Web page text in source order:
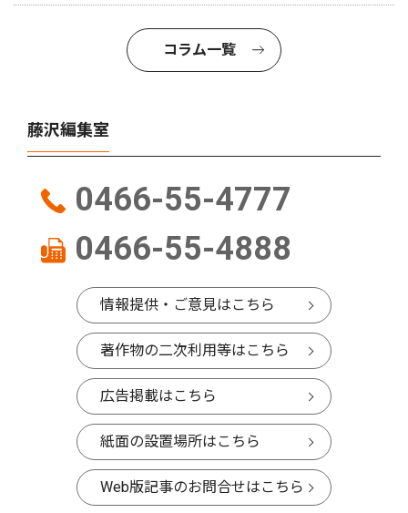
コラム一覧
藤沢編集室
0466-55-4777
0466-55-4888
情報提供・ご意見はこちら
著作物の二次利用等はこちら
広告掲載はこちら
紙面の設置場所はこちら
Web版記事のお問合せはこちら